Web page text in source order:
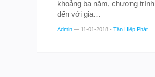
khoảng ba năm, chương trình
đến với gia…
Admin — 11-01-2018 - Tân Hiệp Phát